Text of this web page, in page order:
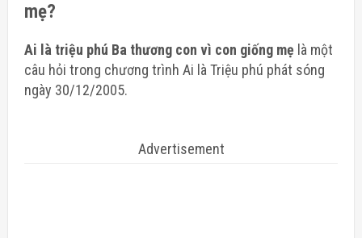
mẹ?
Ai là triệu phú Ba thương con vì con giống mẹ là một
câu hỏi trong chương trình Ai là Triệu phú phát sóng
ngày 30/12/2005.
Advertisement